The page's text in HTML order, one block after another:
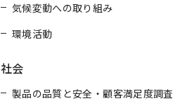
気候変動への取り組み
環境活動
社会
製品の品質と安全・顧客満足度調査